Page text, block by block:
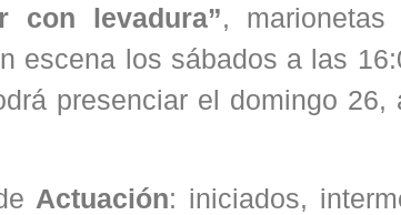
con levadura”, marionetas
escena los sábados a las
presenciar el domingo 26,
Actuación: iniciados,